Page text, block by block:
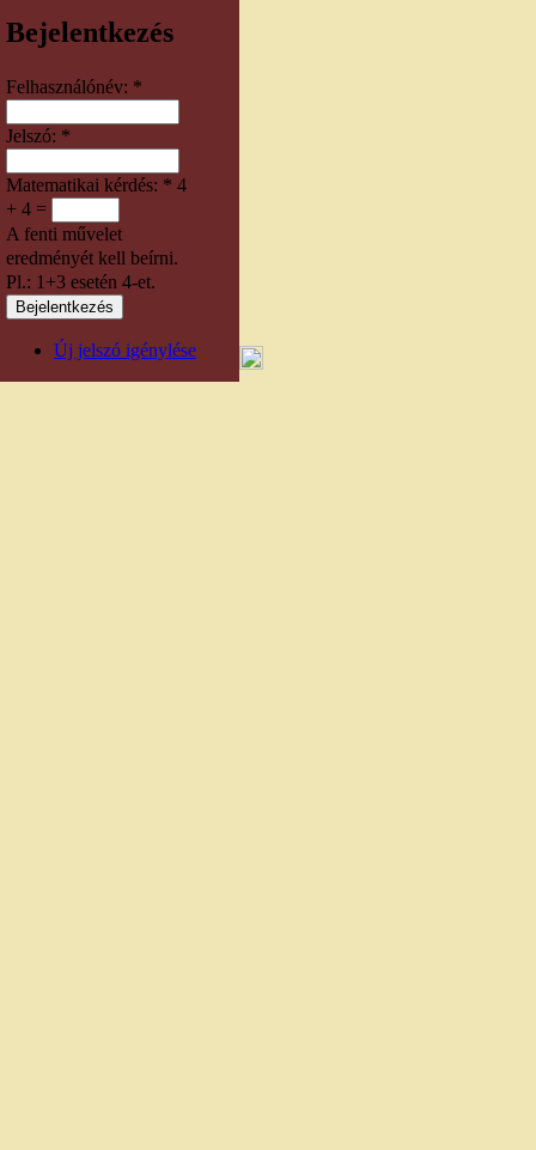
Bejelentkezés
Felhasználónév: *
Jelszó: *
Matematikai kérdés: * 4
+ 4 =
A fenti művelet
eredményét kell beírni.
Pl.: 1+3 esetén 4-et.
Új jelszó igénylése